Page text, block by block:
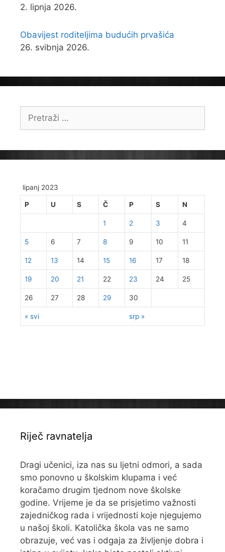
2. lipnja 2026.
Obavijest roditeljima budućih prvašića
26. svibnja 2026.
Pretraži:
lipanj 2023
P U S Č P S N
« svi srp »
1 2 3 4
5 6 7 8 9 10 11
12 13 14 15 16 17 18
19 20 21 22 23 24 25
26 27 28 29 30
Riječ ravnatelja
Dragi učenici, iza nas su ljetni odmori, a sada
smo ponovno u školskim klupama i već
koračamo drugim tjednom nove školske
godine. Vrijeme je da se prisjetimo važnosti
zajedničkog rada i vrijednosti koje njegujemo
u našoj školi. Katolička škola vas ne samo
obrazuje, već vas i odgaja za življenje dobra i